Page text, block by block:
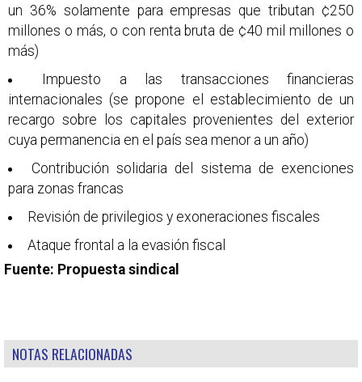
un 36% solamente para empresas que tributan ¢250
millones o más, o con renta bruta de ¢40 mil millones o
más)
Impuesto a las transacciones financieras
internacionales (se propone el establecimiento de un
recargo sobre los capitales provenientes del exterior
cuya permanencia en el país sea menor a un año)
Contribución solidaria del sistema de exenciones
para zonas francas
Revisión de privilegios y exoneraciones fiscales
Ataque frontal a la evasión fiscal
Fuente: Propuesta sindical
NOTAS RELACIONADAS